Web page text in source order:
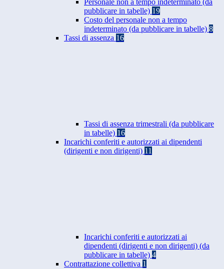
Personale non a tempo indeterminato (da
pubblicare in tabelle) 19
Costo del personale non a tempo
indeterminato (da pubblicare in tabelle) 8
Tassi di assenza 16
Tassi di assenza trimestrali (da pubblicare
in tabelle) 16
Incarichi conferiti e autorizzati ai dipendenti
(dirigenti e non dirigenti) 11
Incarichi conferiti e autorizzati ai
dipendenti (dirigenti e non dirigenti) (da
pubblicare in tabelle) 4
Contrattazione collettiva 1